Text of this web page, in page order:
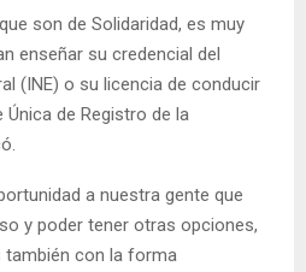
son de Solidaridad, es muy
enseñar su credencial del
(INE) o su licencia de conducir
de Registro de la
a nuestra gente que
y poder tener otras opciones,
también con la forma